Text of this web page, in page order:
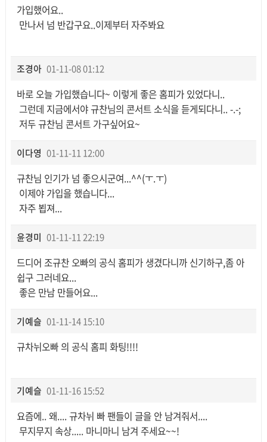
가입했어요..
만나서 넘 반갑구요..이제부터 자주봐요
조경아 01-11-08 01:12
바로 오늘 가입했습니다~ 이렇게 좋은 홈피가 있었다니..
그런데 지금에서야 규찬님의 콘서트 소식을 듣게되다니.. -.-;
저두 규찬님 콘서트 가구싶어요~
이다영 01-11-11 12:00
규찬님 인기가 넘 좋으시군여...^^(ㅜ.ㅜ)
이제야 가입을 했습니다...
자주 뵙져...
윤경미 01-11-11 22:19
드디어 조규찬 오빠의 공식 홈피가 생겼다니까 신기하구,좀 아
쉽구 그러네요...
좋은 만남 만들어요...
기예슬 01-11-14 15:10
규차뉘오빠 의 공식 홈피 화팅!!!!
기예슬 01-11-16 15:52
요즘에.. 왜.... 규차뉘 빠 팬들이 글을 안 남겨줘서....
무지무지 속상..... 마니마니 남겨 주세요~~!